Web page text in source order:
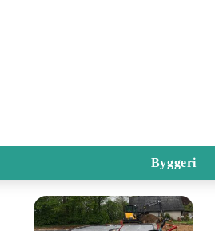
Byggeri